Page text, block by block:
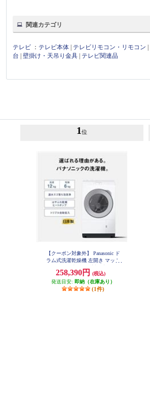
関連カテゴリ
テレビ ： テレビ本体 テレビリモコン・リモコン
台 |壁掛け・天吊り金具 テレビ関連品
1 位
【クーポン対象外】 Panasonic ド
ラム式洗濯乾燥機 左開き マット
LX127EL-W
258,390円
(税込)
発送目安: 即納（在庫あり）
(1件)